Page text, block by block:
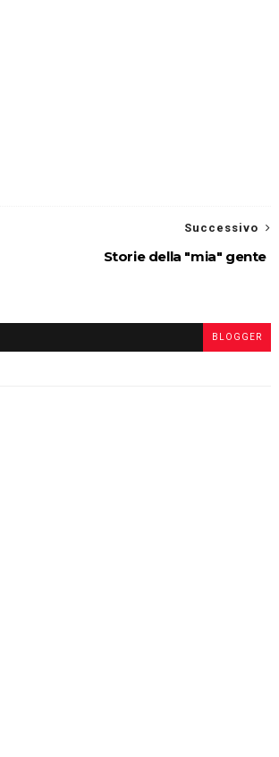
Successivo
Storie della "mia" gente
BLOGGER